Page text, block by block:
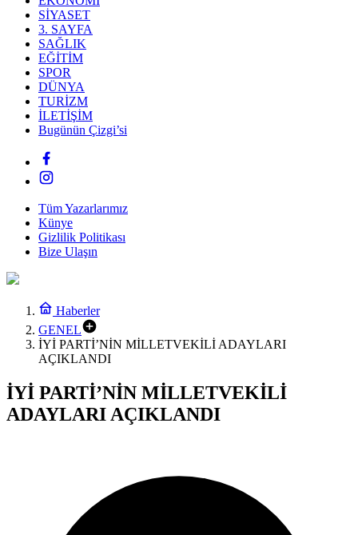
SİYASET
3. SAYFA
SAĞLIK
EĞİTİM
SPOR
DÜNYA
TURİZM
İLETİŞİM
Bugünün Çizgi’si
Tüm Yazarlarımız
Künye
Gizlilik Politikası
Bize Ulaşın
Haberler
GENEL
İYİ PARTİ’NİN MİLLETVEKİLİ ADAYLARI
AÇIKLANDI
İYİ PARTİ’NİN MİLLETVEKİLİ
ADAYLARI AÇIKLANDI